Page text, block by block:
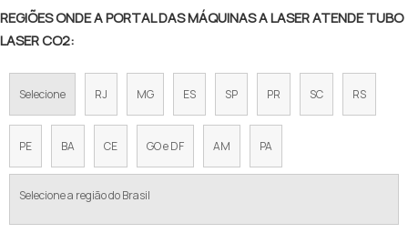
REGIÕES ONDE A PORTAL DAS MÁQUINAS A LASER ATENDE TUBO
LASER CO2:
Selecione RJ MG ES SP PR SC RS
PE BA CE GO e DF AM PA
Selecione a região do Brasil